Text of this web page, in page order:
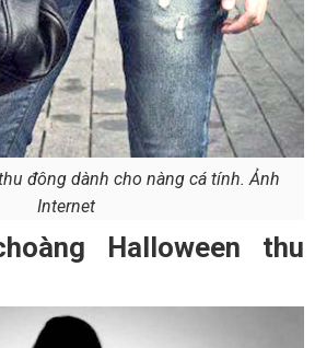
đông dành cho nàng cá tính. Ảnh
Internet
Halloween thu